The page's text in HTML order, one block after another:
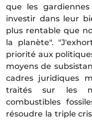
que les
investir dans leur
plus rentable que
la planète".
priorité aux
moyens de
cadres juridiques
traités sur les
combustibles
résoudre la triple